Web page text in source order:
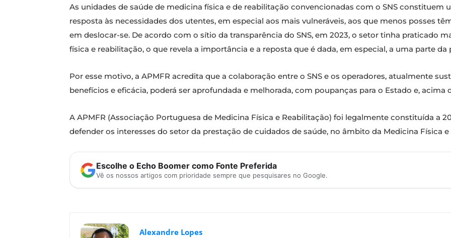
As unidades de saúde de medicina física e de reabilitação convencionadas com o SNS constituem
resposta às necessidades dos utentes, em especial aos mais vulneráveis, aos que menos posses
em deslocar-se. De acordo com o sítio da transparência do SNS, em 2023, o setor tinha praticado
física e reabilitação, o que revela a importância e a reposta que é dada, em especial, a uma parte
Por esse motivo, a APMFR acredita que a colaboração entre o SNS e os operadores, atualmente
benefícios e eficácia, poderá ser aprofundada e melhorada, com poupanças para o Estado e, acima
A APMFR (Associação Portuguesa de Medicina Física e Reabilitação) foi legalmente constituída a
defender os interesses do setor da prestação de cuidados de saúde, no âmbito da Medicina Física e
Escolhe o Echo Boomer como Fonte Preferida
Vê os nossos artigos com prioridade sempre que pesquisares no Google.
Alexandre Lopes